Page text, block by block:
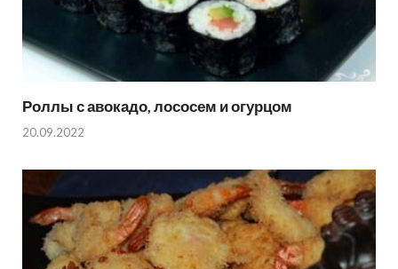
Роллы с авокадо, лососем и огурцом
20.09.2022